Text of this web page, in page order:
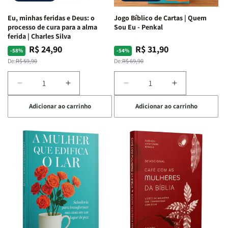
Espirituais
|
Estela
Espirituais
|
Eu, minhas feridas e Deus: o
processo de cura para a alma
ferida | Charles Silva
-58%
Preço
normal
De:R$ 59,90
Preço
promocional
R$ 24,90
Diminuir
a
quantidade
de
Eu,
minhas
feridas
e
Deus:
o
processo
de
cura
Aumentar
a
quantidade
de
Eu,
minhas
feridas
e
Deus:
o
processo
de
cura
Adicionar ao carrinho
Jogo Bíblico de Cartas | Quem
Sou Eu - Penkal
-54%
Preço
normal
De:R$ 69,90
Preço
promocional
R$ 31,90
Diminuir
a
quantidade
de
Jogo
Bíblico
de
Cartas
Quem
Sou
Eu
Aumentar
a
quantidade
de
Jogo
Bíblico
Cartas
|
Quem
Sou
Eu
-
Adicionar ao carrinho